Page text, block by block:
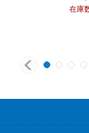
在庫